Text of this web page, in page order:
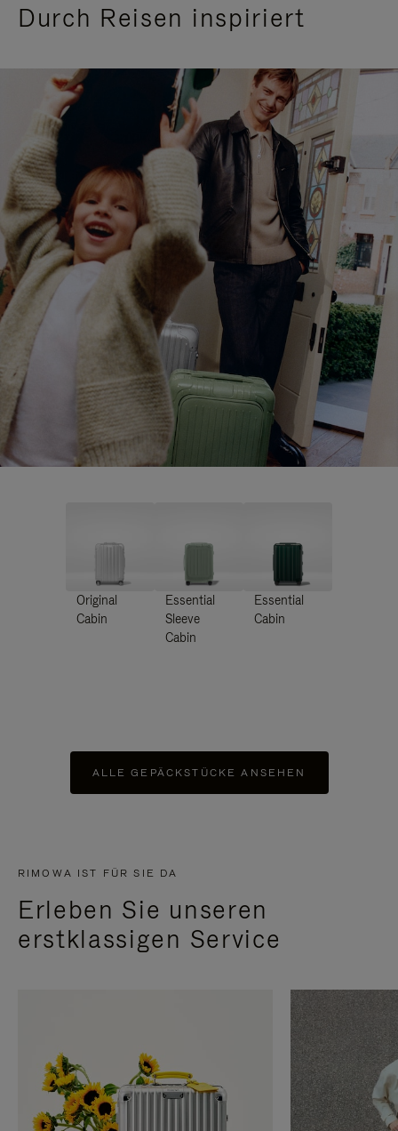
Durch Reisen inspiriert
Original
Cabin
Essential
Sleeve
Cabin
Essential
Cabin
ALLE GEPÄCKSTÜCKE ANSEHEN
RIMOWA IST FÜR SIE DA
Erleben Sie unseren
erstklassigen Service